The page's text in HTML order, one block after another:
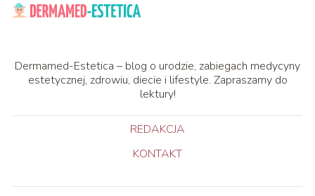
Dermamed-Estetica – blog o urodzie, zabiegach medycyny
estetycznej, zdrowiu, diecie i lifestyle. Zapraszamy do
lektury!
REDAKCJA
KONTAKT